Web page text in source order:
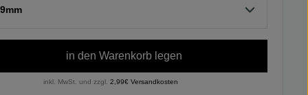
in den Warenkorb legen
inkl. MwSt. und zzgl. 2,99€ Versandkosten